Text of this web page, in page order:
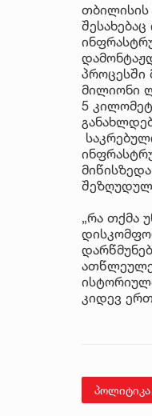
თბილისის
პროცესში
მილიონი
5
„რა თქმა
კიდევ ერთ
პოლიტიკა